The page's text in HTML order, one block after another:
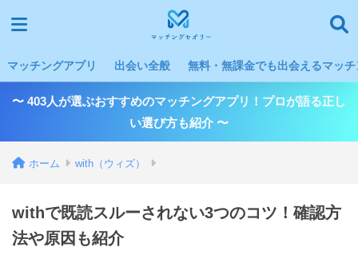
マッチングアプリ 出会い全般 無料・無課金でも出会えるマッ
〜 403人が選ぶおすすめのマッチングアプリ！プロが語る正し
い選び方も紹介 〜
ホーム with（ウィズ）
withで既読スルーされない3つのコツ！確認方
法や原因も紹介